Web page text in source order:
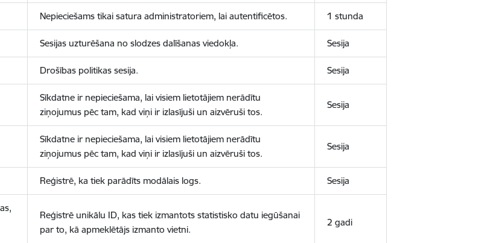
Nepieciešams tikai satura administratoriem, lai autentificētos. 1 stunda
Sesijas uzturēšana no slodzes dalīšanas viedokļa. Sesija
Drošības politikas sesija. Sesija
Sīkdatne ir nepieciešama, lai visiem lietotājiem nerādītu
ziņojumus pēc tam, kad viņi ir izlasījuši un aizvēruši tos.
Sesija
Sīkdatne ir nepieciešama, lai visiem lietotājiem nerādītu
ziņojumus pēc tam, kad viņi ir izlasījuši un aizvēruši tos.
Sesija
Reģistrē, ka tiek parādīts modālais logs. Sesija
Reģistrē unikālu ID, kas tiek izmantots statistisko datu iegūšanai
par to, kā apmeklētājs izmanto vietni.
2 gadi